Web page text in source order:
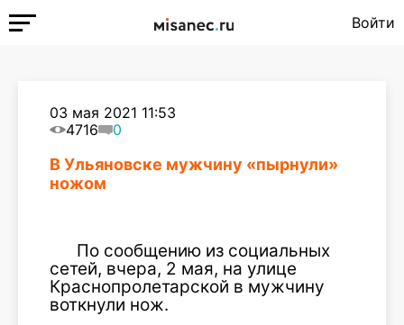
Войти
03 мая 2021 11:53
4716
0
В Ульяновске мужчину «пырнули»
ножом
По сообщению из социальных
сетей, вчера, 2 мая, на улице
Краснопролетарской в мужчину
воткнули нож.